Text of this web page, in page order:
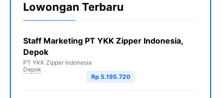
Lowongan Terbaru
Staff Marketing PT YKK Zipper Indonesia,
Depok
PT YKK Zipper Indonesia
Depok
Rp 5.195.720